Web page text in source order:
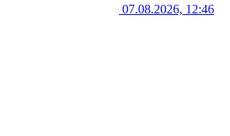
07.08.2026, 12:46